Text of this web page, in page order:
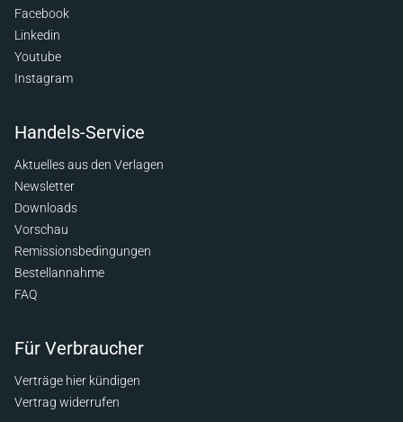
Facebook
Linkedin
Youtube
Instagram
Handels-Service
Aktuelles aus den Verlagen
Newsletter
Downloads
Vorschau
Remissionsbedingungen
Bestellannahme
FAQ
Für Verbraucher
Verträge hier kündigen
Vertrag widerrufen